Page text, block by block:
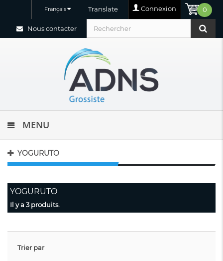
0
Connexion
Translate
Français
Nous contacter
MENU
YOGURUTO
YOGURUTO
Il y a 3 produits.
Trier par